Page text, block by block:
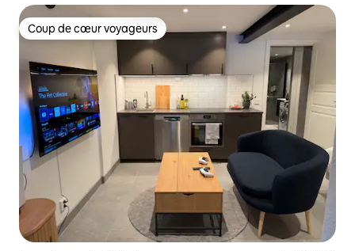
Coup de cœur voyageurs
Coup de cœur voyageurs